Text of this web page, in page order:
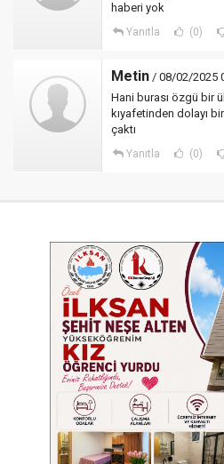
haberi yok
Yanıtla (0)
Metin / 08/02/2025
Hani burası özgü bir
kıyafetinden dolayı
çaktı
Yanıtla (0)